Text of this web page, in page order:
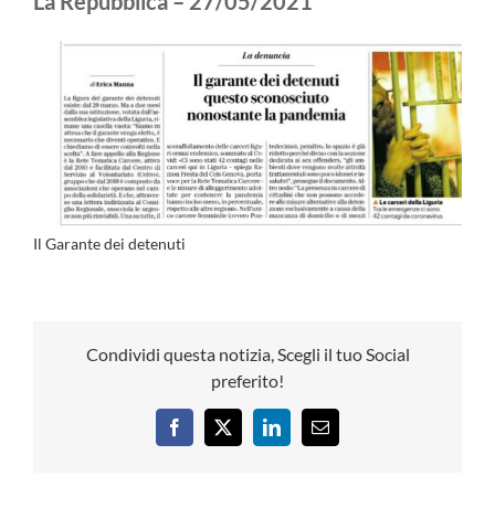
Il Garante dei detenuti
Condividi questa notizia, Scegli il tuo Social
preferito!
Facebook
X LinkedInEmail